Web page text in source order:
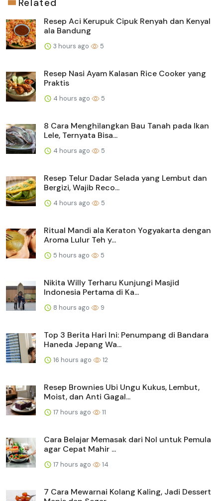
Related
Resep Aci Kerupuk Cipuk Renyah dan Kenyal
ala Bandung
3 hours ago 5
Resep Nasi Ayam Kalasan Rice Cooker yang
Praktis
4 hours ago 5
8 Cara Menghilangkan Bau Tanah pada Ikan
Lele, Ternyata Bisa...
4 hours ago 5
Resep Telur Dadar Selada yang Lembut dan
Bergizi, Wajib Reco...
4 hours ago 5
Ritual Mandi ala Keraton Yogyakarta dengan
Aroma Lulur Teh y...
5 hours ago 5
Nikita Willy Terharu Kunjungi Masjid
Indonesia Pertama di Ka...
8 hours ago 9
Top 3 Berita Hari Ini: Penumpang di Bandara
Haneda Jepang Wa...
16 hours ago 12
Resep Brownies Ubi Ungu Kukus, Lembut,
Moist, dan Anti Gagal...
17 hours ago 11
Cara Belajar Memasak dari Nol untuk Pemula
agar Cepat Mahir ...
17 hours ago 14
7 Cara Mewarnai Kolang Kaling, Jadi Dessert